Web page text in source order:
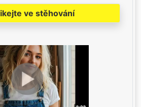
ve stěhování